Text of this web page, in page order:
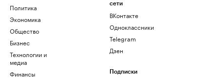
Политика
Экономика
Общество
Бизнес
Технологии и
медиа
Финансы
сети
ВКонтакте
Одноклассники
Telegram
Дзен
Подписки